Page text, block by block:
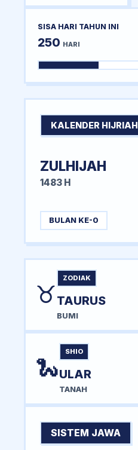
SISA HARI TAHUN INI
250 HARI
KALENDER HIJRIAH
ZULHIJAH
1483 H
BULAN KE-0
♉
ZODIAK
TAURUS
BUMI
🐍
SHIO
ULAR
TANAH
SISTEM JAWA